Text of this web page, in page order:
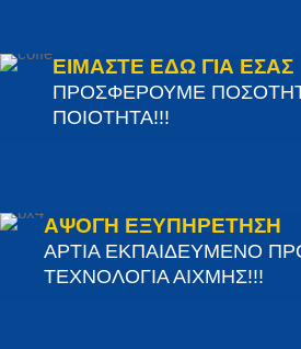
ΕΙΜΑΣΤΕ ΕΔΩ ΓΙΑ ΕΣΑΣ
ΠΡΟΣΦΕΡΟΥΜΕ
ΠΟΙΟΤΗΤΑ!!!
ΑΨΟΓΗ ΕΞΥΠΗΡΕΤΗΣΗ
ΑΡΤΙΑ ΕΚΠΑΙΔΕΥΜΕΝΟ
ΤΕΧΝΟΛΟΓΙΑ ΑΙΧΜΗΣ!!!